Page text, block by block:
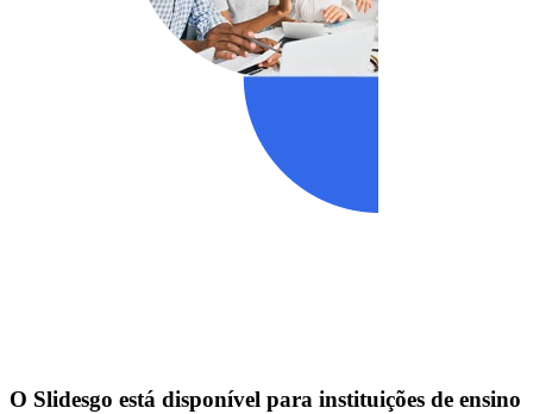
O Slidesgo está disponível para instituições de ensino